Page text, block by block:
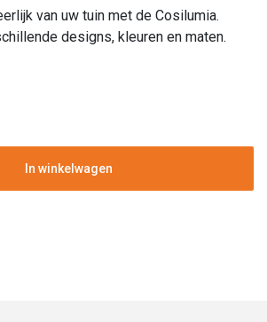
van uw tuin met de Cosilumia.
designs, kleuren en maten.
In winkelwagen